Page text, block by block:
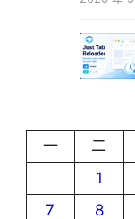
一
二
1
7
8